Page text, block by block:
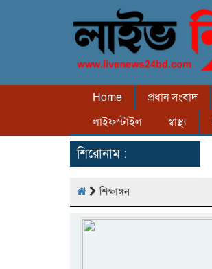
Home প্রধান সংবাদ
লাইফস্টাইল
স্বাস্থ্য
শিরোনাম :
শিক্ষাঙ্গন